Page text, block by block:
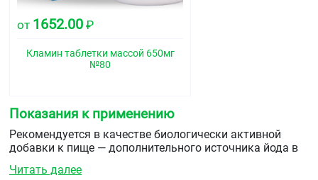
от 1652.00 ₽
Кламин таблетки массой 650мг
№80
Показания к применению
Рекомендуется в качестве биологически активной
добавки к пище — дополнительного источника йода в
Читать далее